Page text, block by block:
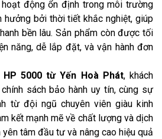
động ổn định trong môi trường
bởi thời tiết khắc nghiệt, giúp
bền lâu. Sản phẩm còn được tối
năng, dễ lắp đặt, và vận hành đơn
HP 5000 từ Yến Hoà Phát, khách
sách bảo hành uy tín, cùng sự
từ đội ngũ chuyên viên giàu kinh
kết mạnh mẽ về chất lượng và dịch
tâm đầu tư và nâng cao hiệu quả